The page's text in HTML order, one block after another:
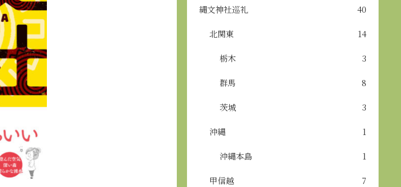
縄文神社巡礼 40
北関東 14
栃木 3
群馬 8
茨城 3
沖縄 1
沖縄本島 1
甲信越 7